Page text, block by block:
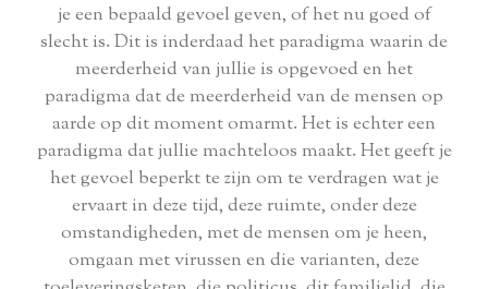
je een bepaald gevoel geven, of het nu goed of
slecht is. Dit is inderdaad het paradigma waarin de
meerderheid van jullie is opgevoed en het
paradigma dat de meerderheid van de mensen op
aarde op dit moment omarmt. Het is echter een
paradigma dat jullie machteloos maakt. Het geeft je
het gevoel beperkt te zijn om te verdragen wat je
ervaart in deze tijd, deze ruimte, onder deze
omstandigheden, met de mensen om je heen,
omgaan met virussen en die varianten, deze